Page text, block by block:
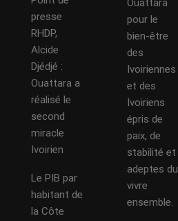
presse
RHDP,
Alcide
Djédjé :
Ouattara a
réalisé le
second
miracle
Ivoirien
Le PIB par
habitant de
la Côte
Ouattara
pour le
bien-être
des
Ivoiriennes
et des
Ivoiriens
épris de
paix, de
stabilité et
adeptes du
vivre
ensemble.